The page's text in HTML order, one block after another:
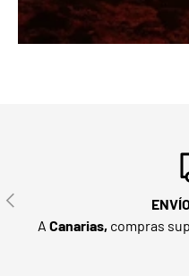
ANTERIOR
A Canarias, compras